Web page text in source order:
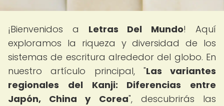
¡Bienvenidos a Letras Del Mundo! Aquí
exploramos la riqueza y diversidad de los
sistemas de escritura alrededor del globo. En
nuestro artículo principal, "Las variantes
regionales del Kanji: Diferencias entre
Japón, China y Corea", descubrirás las